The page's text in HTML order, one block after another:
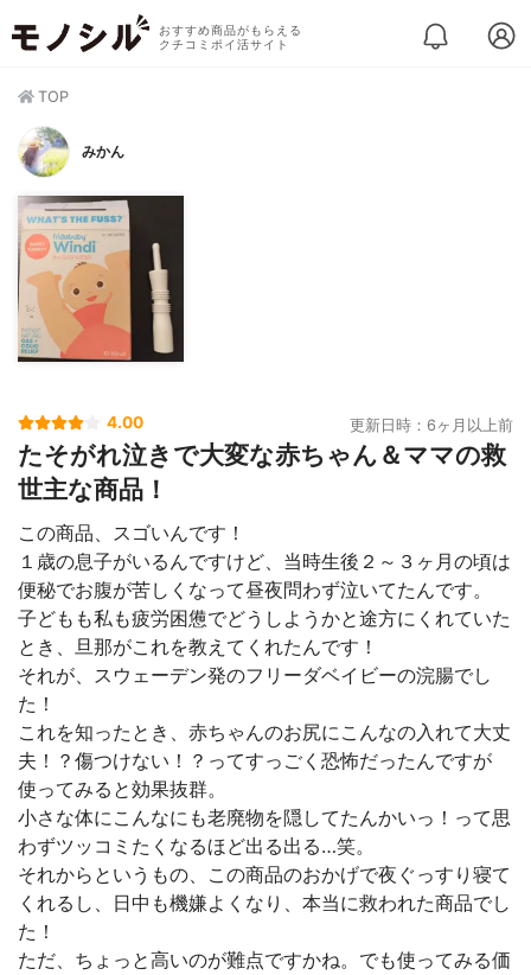
おすすめ商品がもらえる
クチコミポイ活サイト
TOP
みかん
4.00 更新日時：6ヶ月以上前
たそがれ泣きで大変な赤ちゃん＆ママの救
世主な商品！
この商品、スゴいんです！
１歳の息子がいるんですけど、当時生後２～３ヶ月の頃は
便秘でお腹が苦しくなって昼夜問わず泣いてたんです。
子どもも私も疲労困憊でどうしようかと途方にくれていた
とき、旦那がこれを教えてくれたんです！
それが、スウェーデン発のフリーダベイビーの浣腸でし
た！
これを知ったとき、赤ちゃんのお尻にこんなの入れて大丈
夫！？傷つけない！？ってすっごく恐怖だったんですが
使ってみると効果抜群。
小さな体にこんなにも老廃物を隠してたんかいっ！って思
わずツッコミたくなるほど出る出る…笑。
それからというもの、この商品のおかげで夜ぐっすり寝て
くれるし、日中も機嫌よくなり、本当に救われた商品でし
た！
ただ、ちょっと高いのが難点ですかね。でも使ってみる価